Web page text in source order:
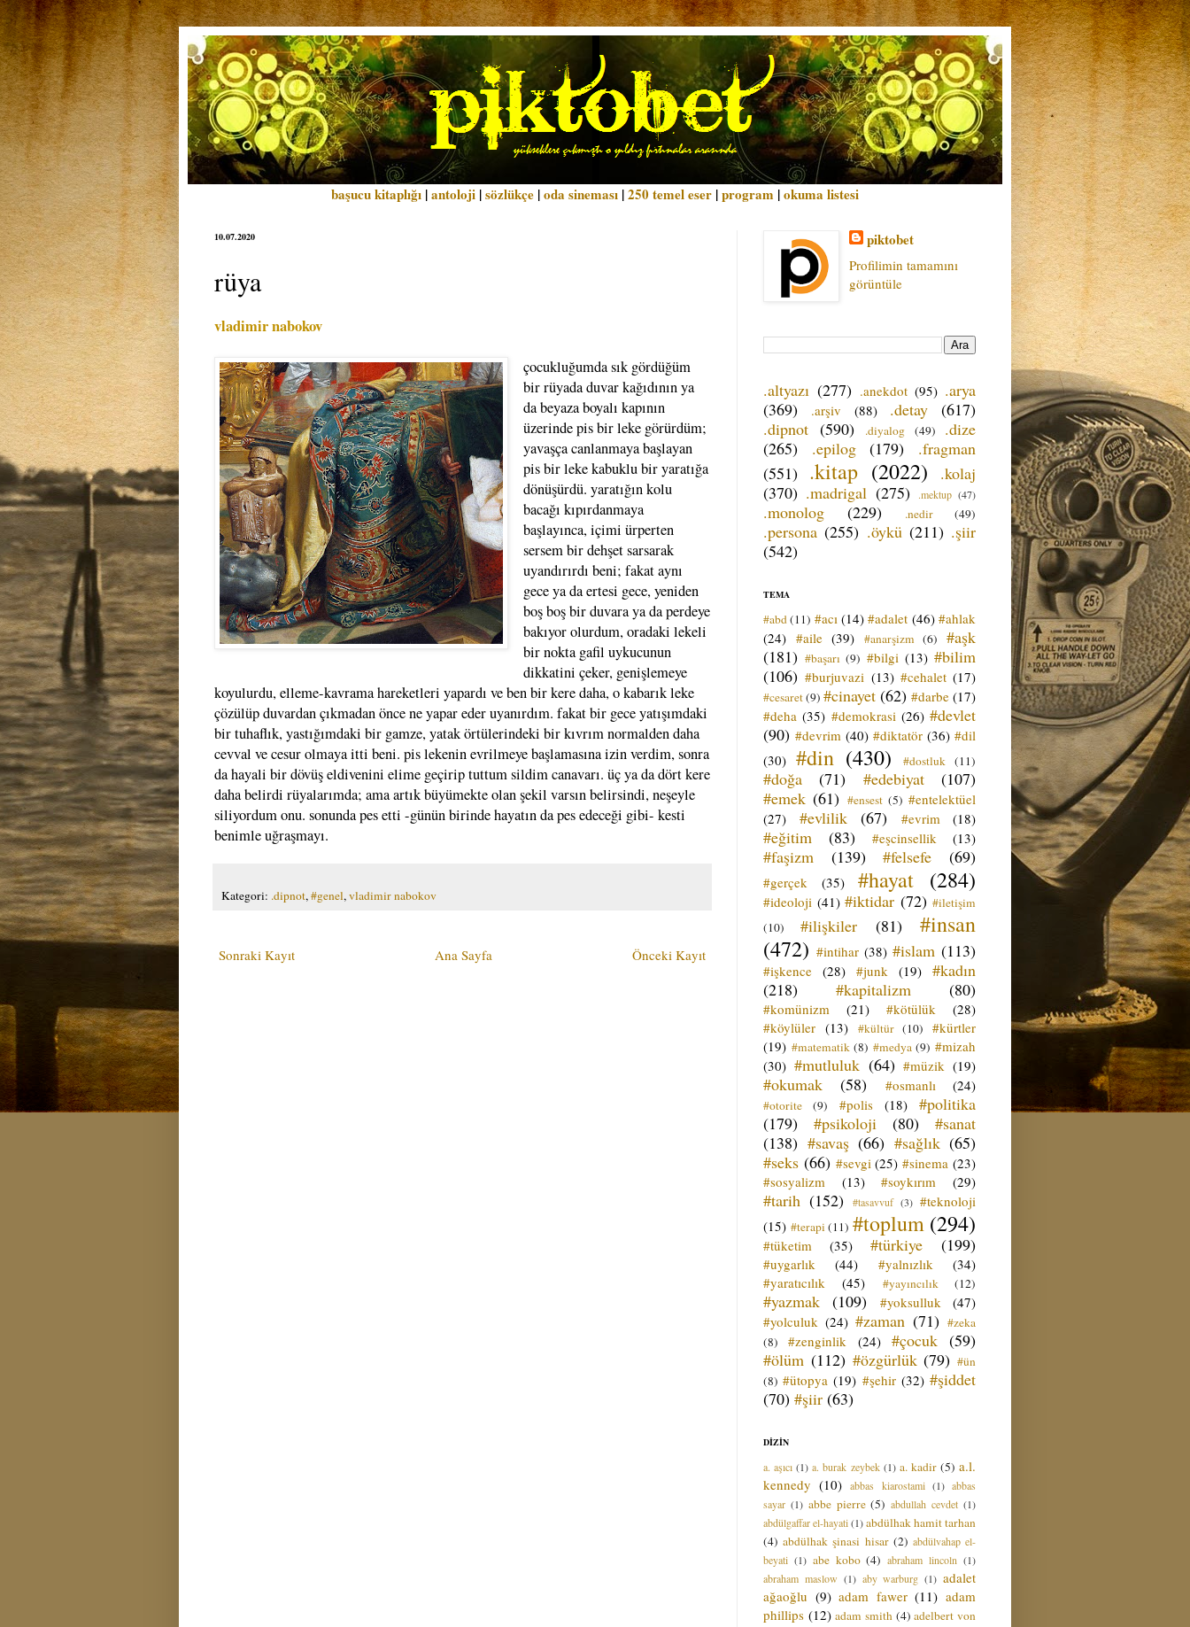
başucu kitaplığı |antoloji |sözlükçe |oda sineması |250 temel eser |program |okuma listesi
10.07.2020
rüya
vladimir nabokov
çocukluğumda sık gördüğüm
bir rüyada duvar kağıdının ya
da beyaza boyalı kapının
üzerinde pis bir leke görürdüm;
yavaşça canlanmaya başlayan
pis bir leke kabuklu bir yaratığa
dönüşürdü. yaratığın kolu
bacağı kıpırdanmaya
başlayınca, içimi ürperten
sersem bir dehşet sarsarak
uyandırırdı beni; fakat aynı
gece ya da ertesi gece, yeniden
boş boş bir duvara ya da perdeye
bakıyor olurdum, oradaki lekeli
bir nokta gafil uykucunun
dikkatini çeker, genişlemeye
koyulurdu, elleme-kavrama hareketleri yapardı ve ben bir kere daha, o kabarık leke
çözülüp duvardan çıkmadan önce ne yapar eder uyanırdım. fakat bir gece yatışımdaki
bir tuhaflık, yastığımdaki bir gamze, yatak örtülerindeki bir kıvrım normalden daha
cevval ve cesur olmaya itti beni. pis lekenin evrilmeye başlamasına izin verdim, sonra
da hayali bir dövüş eldivenini elime geçirip tuttum sildim canavarı. üç ya da dört kere
daha belirdi rüyalarımda; ama artık büyümekte olan şekil varsın belirsindi, neşeyle
siliyordum onu. sonunda pes etti -günün birinde hayatın da pes edeceği gibi- kesti
benimle uğraşmayı.
Kategori: .dipnot,#genel,vladimir nabokov
Sonraki Kayıt Önceki Kayıt
Ana Sayfa
piktobet
Profilimin tamamını
görüntüle
.altyazı (277) .anekdot (95) .arya
(369)
.arşiv (88) .detay
(617)
.dipnot (590) .diyalog (49)
.dize
(265)
.epilog (179)
.fragman
(551) .kitap (2022)
.kolaj
(370) .madrigal (275) .mektup (47)
.monolog (229) .nedir (49)
.persona (255) .öykü (211) .şiir
(542)
TEMA
#abd (11) #acı (14) #adalet (46) #ahlak
(24) #aile (39) #anarşizm (6)
#aşk
(181) #başarı (9) #bilgi (13) #bilim
(106) #burjuvazi (13) #cehalet (17)
#cesaret(9) #cinayet (62) #darbe (17)
#deha (35) #demokrasi (26) #devlet
(90) #devrim (40) #diktatör (36) #dil
(30) #din (430) #dostluk (11)
#doğa (71) #edebiyat
(107)
#emek (61) #ensest (5) #entelektüel
(27)
#evlilik (67) #evrim (18)
#eğitim (83) #eşcinsellik (13)
#faşizm (139) #felsefe (69)
#gerçek (35) #hayat (284)
#ideoloji (41) #iktidar (72) #iletişim
(10)
#ilişkiler (81)
#insan
(472) #intihar (38) #islam (113)
#işkence (28) #junk (19) #kadın
(218)
#kapitalizm (80)
#komünizm (21) #kötülük
(28)
#köylüler (13) #kültür (10)
#kürtler
(19) #matematik (8) #medya (9) #mizah
(30) #mutluluk (64) #müzik (19)
#okumak (58) #osmanlı (24)
#otorite (9) #polis (18)
#politika
(179)
#psikoloji (80)
#sanat
(138) #savaş (66) #sağlık (65)
#seks (66) #sevgi (25) #sinema (23)
#sosyalizm
(13) #soykırım (29)
#tarih (152) #tasavvuf (3) #teknoloji
(15) #terapi (11) #toplum (294)
#tüketim (35) #türkiye (199)
#uygarlık (44) #yalnızlık
(34)
#yaratıcılık
(45) #yayıncılık (12)
#yazmak (109) #yoksulluk
(47)
#yolculuk (24) #zaman (71) #zeka
(8)
#zenginlik (24) #çocuk (59)
#ölüm (112) #özgürlük (79) #ün
(8) #ütopya (19) #şehir (32) #şiddet
(70) #şiir (63)
DİZİN
a. aşıcı (1) a. burak zeybek (1) a. kadir (5) a.l.
kennedy (10) abbas kiarostami (1) abbas
sayar (1) abbe pierre (5) abdullah cevdet (1)
abdülgaffar el-hayati(1)abdülhak hamit tarhan
(4) abdülhak şinasi hisar (2) abdülvahap el-
beyati (1) abe kobo (4) abraham lincoln (1)
abraham maslow (1) aby warburg (1) adalet
ağaoğlu (9) adam fawer (11) adam
phillips (12) adam smith (4) adelbert von